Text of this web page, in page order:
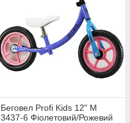
Беговел Profi Kids 12" M
3437-6 Фіолетовий/Рожевий